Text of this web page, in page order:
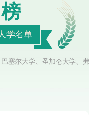
学名单
塞尔大学、圣加仑大学、